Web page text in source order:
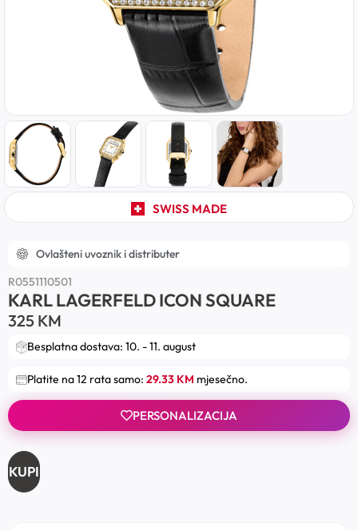
SWISS MADE
Ovlašteni uvoznik i distributer
R0551110501
KARL LAGERFELD ICON SQUARE
325 KM
Besplatna dostava: 10. - 11. august
Platite na 12 rata samo: 29.33 KM mjesečno.
PERSONALIZACIJA
KUPI